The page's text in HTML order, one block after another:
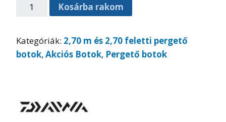
Kosárba rakom
Kategóriák: 2,70 m és 2,70 feletti pergető
botok, Akciós Botok, Pergető botok